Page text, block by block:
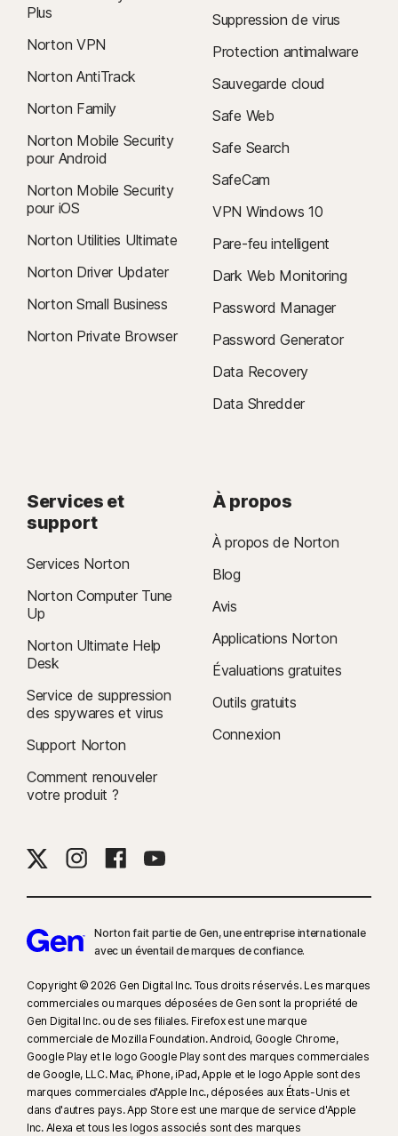
Plus
Norton VPN
Norton AntiTrack
Norton Family
Norton Mobile Security
pour Android
Norton Mobile Security
pour iOS
Norton Utilities Ultimate
Norton Driver Updater
Norton Small Business
Norton Private Browser
Suppression de virus
Protection antimalware
Sauvegarde cloud
Safe Web
Safe Search
SafeCam
VPN Windows 10
Pare-feu intelligent
Dark Web Monitoring
Password Manager
Password Generator
Data Recovery
Data Shredder
Services et
support
Services Norton
Norton Computer Tune
Up
Norton Ultimate Help
Desk
Service de suppression
des spywares et virus
Support Norton
Comment renouveler
votre produit ?
À propos
À propos de Norton
Blog
Avis
Applications Norton
Évaluations gratuites
Outils gratuits
Connexion
Norton fait partie de Gen, une entreprise internationale
avec un éventail de marques de confiance.​
Copyright © 2026 Gen Digital Inc. Tous droits réservés. Les marques
commerciales ou marques déposées de Gen sont la propriété de
Gen Digital Inc. ou de ses filiales. Firefox est une marque
commerciale de Mozilla Foundation. Android, Google Chrome,
Google Play et le logo Google Play sont des marques commerciales
de Google, LLC. Mac, iPhone, iPad, Apple et le logo Apple sont des
marques commerciales d'Apple Inc., déposées aux États-Unis et
dans d'autres pays. App Store est une marque de service d'Apple
Inc. Alexa et tous les logos associés sont des marques